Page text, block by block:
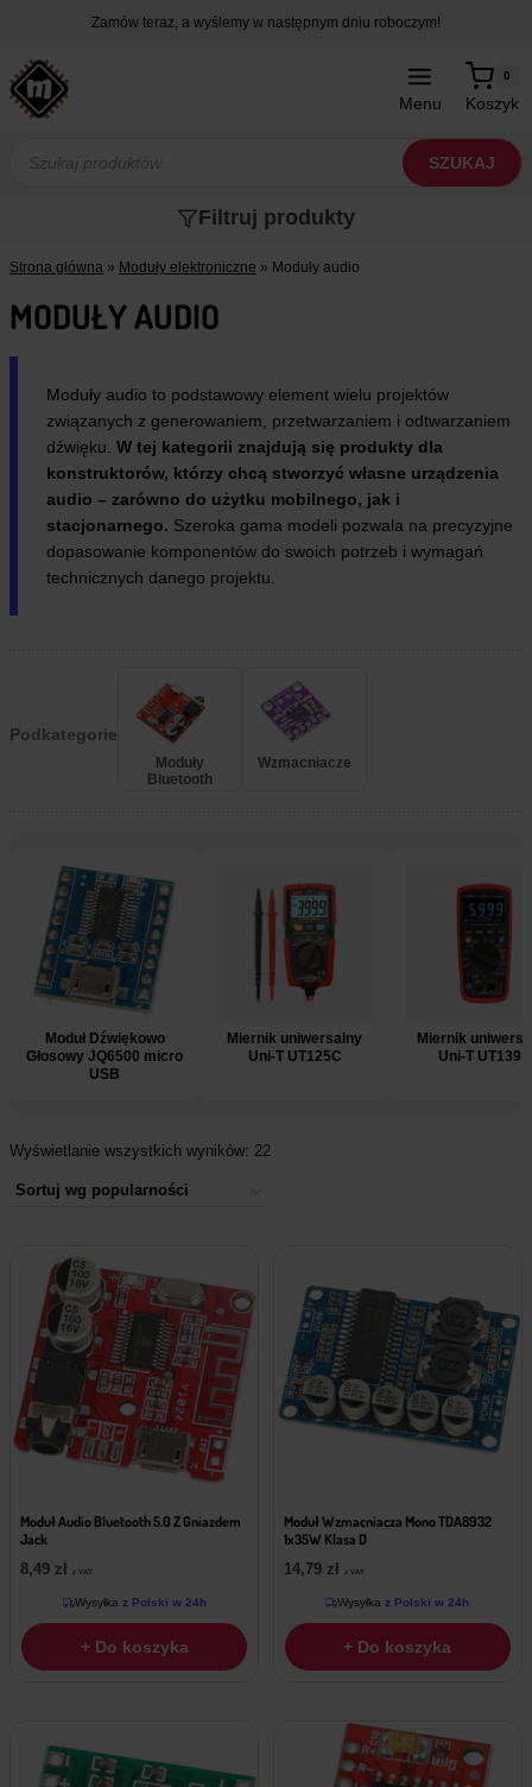
treści
Zamów teraz, a wyślemy w następnym dniu roboczym!
Menu Koszyk
0
produktów
SZUKAJ
Filtruj produkty
Strona główna » Moduły elektroniczne » Moduły audio
MODUŁY AUDIO
Moduły audio to podstawowy element wielu projektów
związanych z generowaniem, przetwarzaniem i odtwarzaniem
dźwięku. W tej kategorii znajdują się produkty dla
konstruktorów, którzy chcą stworzyć własne urządzenia
audio – zarówno do użytku mobilnego, jak i
stacjonarnego. Szeroka gama modeli pozwala na precyzyjne
dopasowanie komponentów do swoich potrzeb i wymagań
technicznych danego projektu.
Podkategorie
Moduły
Bluetooth
Wzmacniacze
Moduł Dźwiękowo
Głosowy JQ6500 micro
USB
Miernik uniwersalny
Uni-T UT125C
Miernik
Uni-T UT139S
Wyświetlanie wszystkich wyników: 22
Moduł Audio Bluetooth 5.0 Z Gniazdem
Jack
8,49 zł z VAT
Wysyłka z Polski w 24h
+ Do koszyka
Moduł Wzmacniacza Mono TDA8932
1x35W Klasa D
14,79 zł z VAT
Wysyłka z Polski w 24h
+ Do koszyka